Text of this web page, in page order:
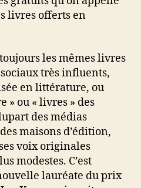
livres offerts en
les mêmes livres
très influents,
en littérature, ou
» ou « livres » des
des médias
maisons d’édition,
voix originales
modestes. C’est
lauréate du prix